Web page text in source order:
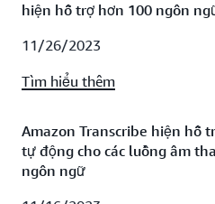
hiện hỗ trợ hơn 100 ngôn
11/26/2023
Tìm hiểu thêm
Amazon Transcribe hiện hỗ
tự động cho các luồng âm
ngôn ngữ